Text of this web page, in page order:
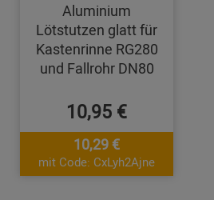
Aluminium
Lötstutzen glatt für
Kastenrinne RG280
und Fallrohr DN80
10,95 €
10,29 €
mit Code: CxLyh2Ajne